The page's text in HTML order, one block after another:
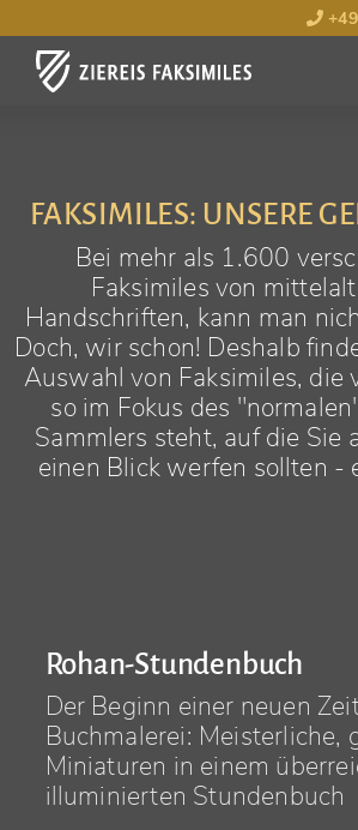
FAKSIMILES: UNSERE
Bei mehr als 1.600
Faksimiles von
Handschriften, kann man
Doch, wir schon! Deshalb
Auswahl von Faksimiles, die
so im Fokus des
Sammlers steht, auf die Sie
einen Blick werfen sollten -
Rohan-Stundenbuch
Der Beginn einer neuen
Buchmalerei: Meisterliche,
Miniaturen in einem
illuminierten Stundenbuch